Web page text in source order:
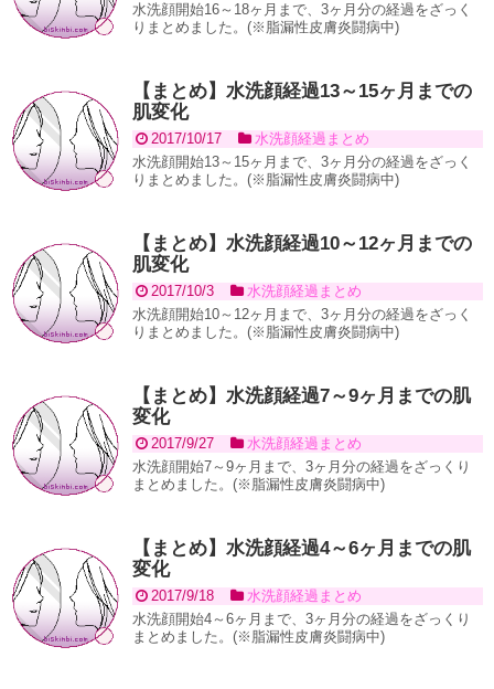
水洗顔開始16～18ヶ月まで、3ヶ月分の経過をざっく
りまとめました。(※脂漏性皮膚炎闘病中)
【まとめ】水洗顔経過13～15ヶ月までの
肌変化
2017/10/17
水洗顔経過まとめ
水洗顔開始13～15ヶ月まで、3ヶ月分の経過をざっく
りまとめました。(※脂漏性皮膚炎闘病中)
【まとめ】水洗顔経過10～12ヶ月までの
肌変化
2017/10/3
水洗顔経過まとめ
水洗顔開始10～12ヶ月まで、3ヶ月分の経過をざっく
りまとめました。(※脂漏性皮膚炎闘病中)
【まとめ】水洗顔経過7～9ヶ月までの肌
変化
2017/9/27
水洗顔経過まとめ
水洗顔開始7～9ヶ月まで、3ヶ月分の経過をざっくり
まとめました。(※脂漏性皮膚炎闘病中)
【まとめ】水洗顔経過4～6ヶ月までの肌
変化
2017/9/18
水洗顔経過まとめ
水洗顔開始4～6ヶ月まで、3ヶ月分の経過をざっくり
まとめました。(※脂漏性皮膚炎闘病中)